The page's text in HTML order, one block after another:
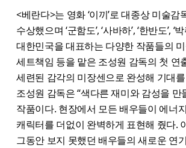
<베란다>는 영화 ‘이끼’로 대종상 미술감
수상했으며 ‘군함도’, ‘사바하’, ‘한반도’, ‘
대한민국을 대표하는 다양한 작품들의
세트책임 등을 맡은 조성원 감독의 첫 연
세련된 감각의 미장센으로 완성해 기대
조성원 감독은 “색다른 재미와 감성을 만
작품이다. 현장에서 모든 배우들이 에너
캐릭터를 더없이 완벽하게 표현해 줬다.
그동안 보지 못했던 배우들의 새로운 연